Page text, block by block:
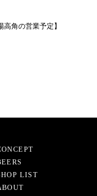
角の営業予定】
LIST